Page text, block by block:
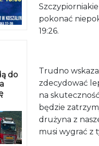
do
pokonać
19:26.
Trudno
zdecydować
na
będzie
drużyna z
musi wygrać z